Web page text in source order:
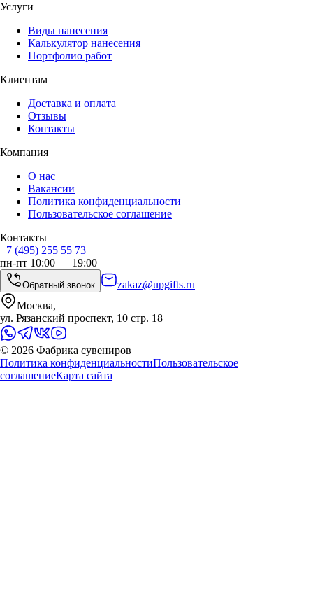
Услуги
Виды нанесения
Калькулятор нанесения
Портфолио работ
Клиентам
Доставка и оплата
Отзывы
Контакты
Компания
О нас
Вакансии
Политика конфиденциальности
Пользовательское соглашение
Контакты
+7 (495) 255 55 73
пн-пт 10:00 — 19:00
Обратный звонок
zakaz@upgifts.ru
Москва,
ул. Рязанский проспект, 10 стр. 18
© 2026 Фабрика сувениров
Политика конфиденциальностиПользовательское
соглашениеКарта сайта